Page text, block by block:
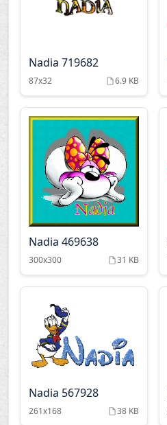
Nadia 719682
87x32 6.9 KB
Nadia 469638
300x300 31 KB
Nadia 567928
261x168 38 KB